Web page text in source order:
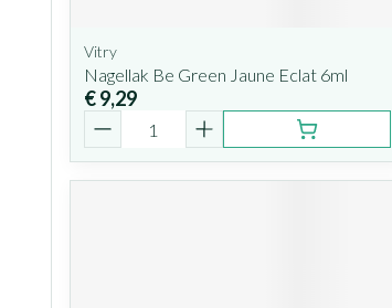
Vitry
Nagellak Be Green Jaune Eclat 6ml
€ 9,29